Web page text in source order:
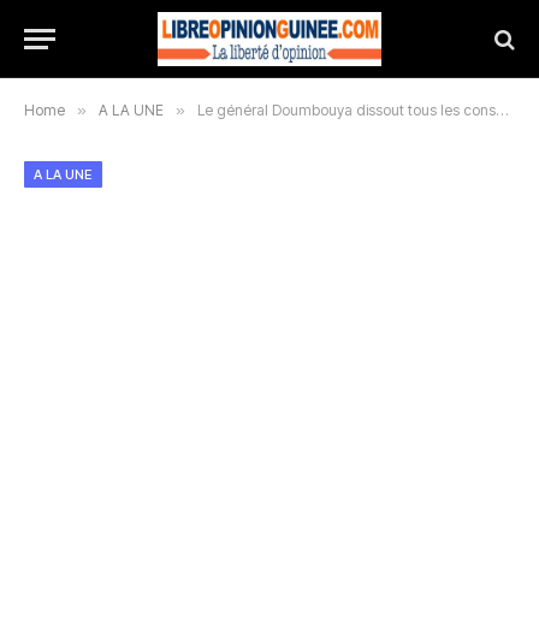
Home » A LA UNE » Le général Doumbouya dissout tous les conseils communaux du pays
A LA UNE